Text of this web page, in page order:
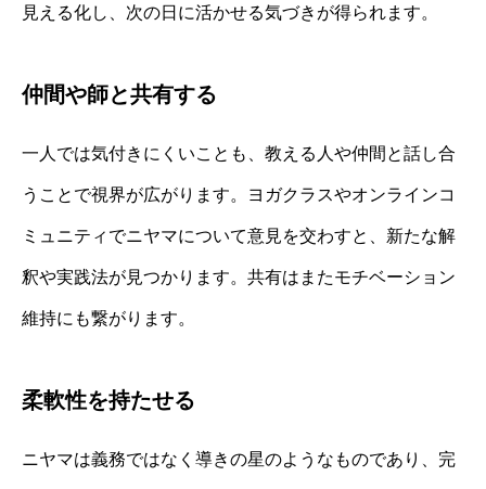
見える化し、次の日に活かせる気づきが得られます。
仲間や師と共有する
一人では気付きにくいことも、教える人や仲間と話し合
うことで視界が広がります。ヨガクラスやオンラインコ
ミュニティでニヤマについて意見を交わすと、新たな解
釈や実践法が見つかります。共有はまたモチベーション
維持にも繋がります。
柔軟性を持たせる
ニヤマは義務ではなく導きの星のようなものであり、完